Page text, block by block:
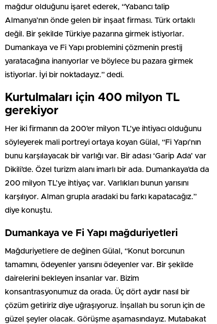
mağdur olduğunu işaret ederek, “Yabancı talip
Almanya’nın önde gelen bir inşaat firması. Türk ortaklı
değil. Bir şekilde Türkiye pazarına girmek istiyorlar.
Dumankaya ve Fi Yapı problemini çözmenin prestij
yaratacağına inanıyorlar ve böylece bu pazara girmek
istiyorlar. İyi bir noktadayız.” dedi.
Kurtulmaları için 400 milyon TL
gerekiyor
Her iki firmanın da 200’er milyon TL’ye ihtiyacı olduğunu
söyleyerek mali portreyi ortaya koyan Gülal, “Fi Yapı’nın
bunu karşılayacak bir varlığı var. Bir adası ‘Garip Ada’ var
Dikili’de. Özel turizm alanı imarlı bir ada. Dumankaya’da da
200 milyon TL’ye ihtiyaç var. Varlıkları bunun yarısını
karşılıyor. Alman grupla aradaki bu farkı kapatacağız.”
diye konuştu.
Dumankaya ve Fi Yapı mağduriyetleri
Mağduriyetlere de değinen Gülal, “Konut borcunun
tamamını, ödeyenler yarısını ödeyenler var. Bir şekilde
dairelerini bekleyen insanlar var. Bizim
konsantrasyonumuz da orada. Üç dört aydır nasıl bir
çözüm getiririz diye uğraşıyoruz. İnşallah bu sorun için de
güzel şeyler olacak. Görüşme aşamasındayız. Mutabakat